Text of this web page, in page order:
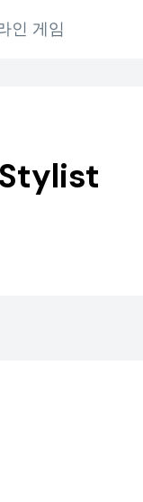
인 게임